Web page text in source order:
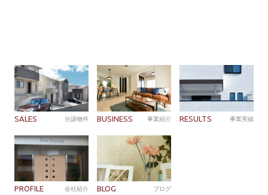
SALES 分譲物件 BUSINESS 事業紹介 RESULTS 事業実績
PROFILE 会社紹介 BLOG ブログ